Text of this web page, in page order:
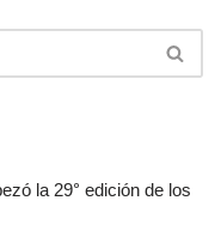
la 29° edición de los